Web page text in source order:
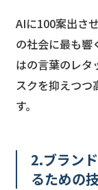
AIに100案出さ
の社会に最も響
はの言葉のレタ
スクを抑えつつ
す。
2.ブラン
るための